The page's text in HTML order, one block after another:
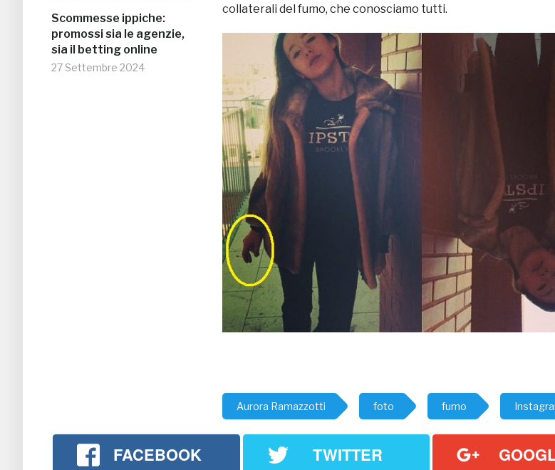
Scommesse ippiche:
promossi sia le agenzie,
sia il betting online
27 Settembre 2024
collaterali del fumo, che conosciamo tutti.
Aurora Ramazzotti foto fumo
FACEBOOK TWITTER